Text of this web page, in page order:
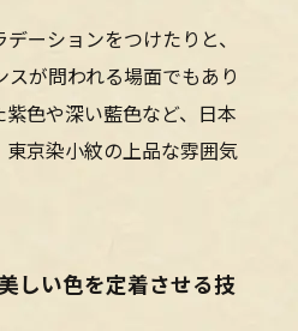
ーションをつけたりと、
が問われる場面でもあり
色や深い藍色など、日本
京染小紋の上品な雰囲気
しい色を定着させる技